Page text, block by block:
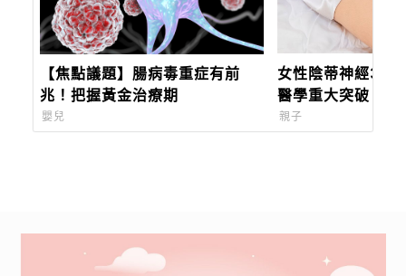
【焦點議題】腸病毒重症有前
兆！把握黃金治療期
嬰兒
女性陰蒂神經3D
醫學重大突破！有
術安全與產後修復
親子